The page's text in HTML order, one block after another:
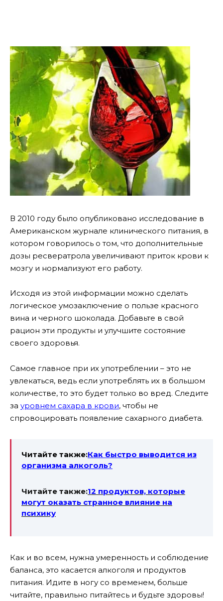
В 2010 году было опубликовано исследование в
Американском журнале клинического питания, в
котором говорилось о том, что дополнительные
дозы ресвератрола увеличивают приток крови к
мозгу и нормализуют его работу.
Исходя из этой информации можно сделать
логическое умозаключение о пользе красного
вина и черного шоколада. Добавьте в свой
рацион эти продукты и улучшите состояние
своего здоровья.
Самое главное при их употреблении – это не
увлекаться, ведь если употреблять их в большом
количестве, то это будет только во вред. Следите
за уровнем сахара в крови, чтобы не
спровоцировать появление сахарного диабета.
Читайте также:Как быстро выводится из
организма алкоголь?
Читайте также:12 продуктов, которые
могут оказать странное влияние на
психику
Как и во всем, нужна умеренность и соблюдение
баланса, это касается алкоголя и продуктов
питания. Идите в ногу со временем, больше
читайте, правильно питайтесь и будьте здоровы!